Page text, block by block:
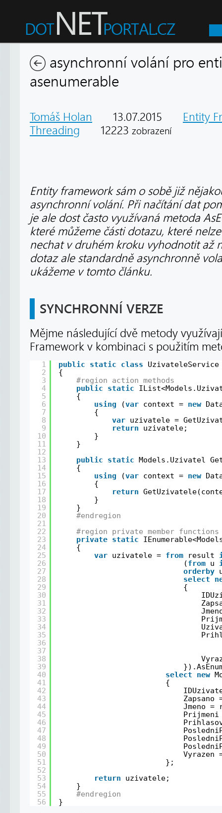
asynchronní volání pro
asenumerable
Tomáš Holan 13.07.2015
Entity
Threading 12223 zobrazení
Entity framework sám o sobě již
asynchronní volání. Při načítání dat
je ale dost často využívaná metoda
které můžeme části dotazu, které
nechat v druhém kroku vyhodnotit až
dotaz ale standardně asynchronně
ukážeme v tomto článku.
SYNCHRONNÍ VERZE
Mějme následující dvě metody
Framework v kombinaci s použitím
1
2
3
4
5
6
7
8
9
10
11
12
13
14
15
16
17
18
19
20
21
22
23
24
25
26
27
28
29
30
31
32
33
34
35
36
37
38
39
40
41
42
43
44
45
46
47
48
49
50
51
52
53
54
55
56
public static class
UzivateleService
{
#region action methods
public
static
{
using
(var context = new
{
var
uzivatele =
return
uzivatele;
}
}
public
static Models.Uzivatel
{
using
(var context = new
{
return
}
}
#endregion
#region private member functions
private
static
{
var
uzivatele = from result
(from u
orderby
select
{
select
new
{
Jmeno =
Vyrazen
};
return
uzivatele;
}
#endregion
}